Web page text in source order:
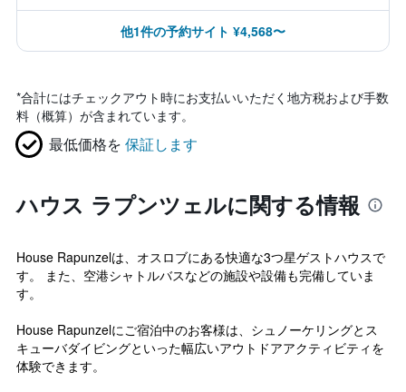
他1件の予約サイト ¥4,568〜
*合計にはチェックアウト時にお支払いいただく地方税および手数
料（概算）が含まれています。
最低価格を 保証します
ハウス ラプンツェルに関する情報
House Rapunzelは、オスロブにある快適な3つ星ゲストハウスで
す。 また、空港シャトルバスなどの施設や設備も完備していま
す。
House Rapunzelにご宿泊中のお客様は、シュノーケリングとス
キューバダイビングといった幅広いアウトドアアクティビティを
体験できます。